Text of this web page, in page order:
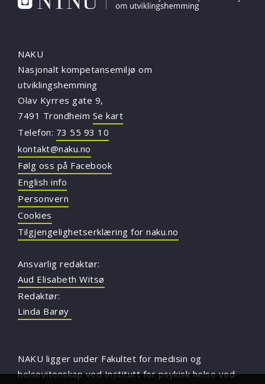
NAKU
Nasjonalt kompetansemiljø om
utviklingshemming
Olav Kyrres gate 9,
7491 Trondheim Se kart
Telefon: 73 55 93 10
kontakt@naku.no
Følg oss på Facebook
English info
Personvern
Cookies
Tilgjengelighetserklæring for naku.no
Ansvarlig redaktør:
Aud Elisabeth Witsø
Redaktør:
Linda Barøy
NAKU ligger under Fakultet for medisin og
helsevitenskap ved Institutt for psykisk helse ved